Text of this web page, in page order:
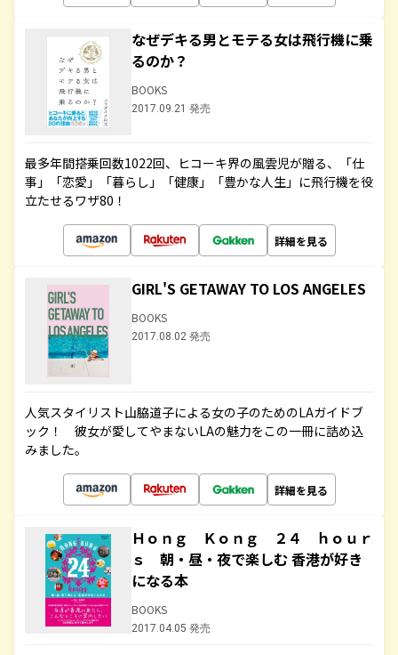
なぜデキる男とモテる女は飛行機に乗
るのか？
BOOKS
2017.09.21 発売
最多年間搭乗回数1022回、ヒコーキ界の風雲児が贈る、「仕
事」「恋愛」「暮らし」「健康」「豊かな人生」に飛行機を役
立たせるワザ80！
詳細を見る
GIRL'S GETAWAY TO LOS ANGELES
BOOKS
2017.08.02 発売
人気スタイリスト山脇道子による女の子のためのLAガイドブ
ック！ 彼女が愛してやまないLAの魅力をこの一冊に詰め込
みました。
詳細を見る
Ｈｏｎｇ Ｋｏｎｇ ２４ ｈｏｕｒ
ｓ 朝・昼・夜で楽しむ 香港が好き
になる本
BOOKS
2017.04.05 発売